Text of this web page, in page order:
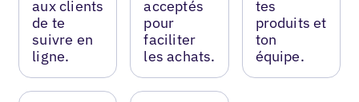
aux clients
de te
suivre en
ligne.
acceptés
pour
faciliter
les achats.
tes
produits et
ton
équipe.